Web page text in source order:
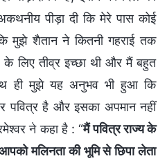
पीड़ा दी कि मेरे पास कोई
मुझे शैतान ने कितनी गहराई तक
लिए तीव्र इच्छा थी और मैं बहुत
ही मुझे यह अनुभव भी हुआ कि
पवित्र है और इसका अपमान नहीं
ने कहा है : “मैं पवित्र राज्य के
मलिनता की भूमि से छिपा लेता